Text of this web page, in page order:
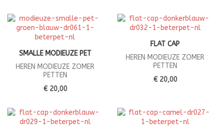
SMALLE MODIEUZE PET
HEREN MODIEUZE ZOMER
PETTEN
€ 20,00
FLAT CAP
HEREN MODIEUZE ZOMER
PETTEN
€ 20,00